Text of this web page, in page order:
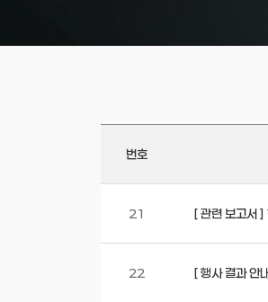
번호
21 [ 관련 보고
22 [ 행사 결과 안